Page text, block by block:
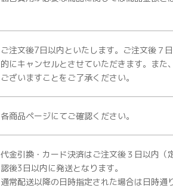
ご注文後7日以内といたします。ご注文後７
的にキャンセルとさせていただきます。ま
ございますことをご了承ください。
各商品ページにてご確認ください。
代金引換・カード決済はご注文後３日以内
認後3日以内に発送となります。
通常配送以降の日時指定された場合は日時通